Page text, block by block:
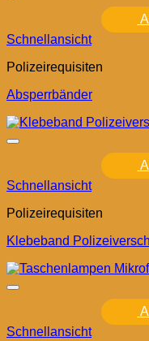
Schnellansicht
Polizeirequisiten
Absperrbänder
Schnellansicht
Polizeirequisiten
Klebeband
Schnellansicht